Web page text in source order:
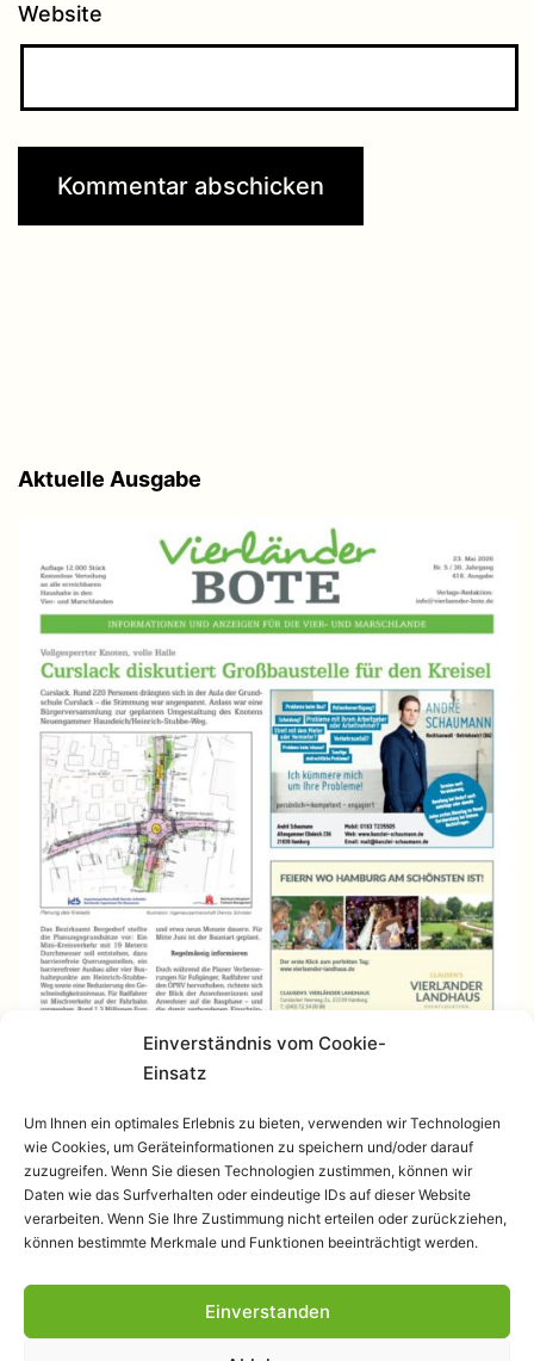
Einverständnis vom Cookie-
Einsatz
Um Ihnen ein optimales Erlebnis zu bieten, verwenden wir Technologien
wie Cookies, um Geräteinformationen zu speichern und/oder darauf
zuzugreifen. Wenn Sie diesen Technologien zustimmen, können wir
Daten wie das Surfverhalten oder eindeutige IDs auf dieser Website
verarbeiten. Wenn Sie Ihre Zustimmung nicht erteilen oder zurückziehen,
können bestimmte Merkmale und Funktionen beeinträchtigt werden.
Einverstanden
Website
Aktuelle Ausgabe